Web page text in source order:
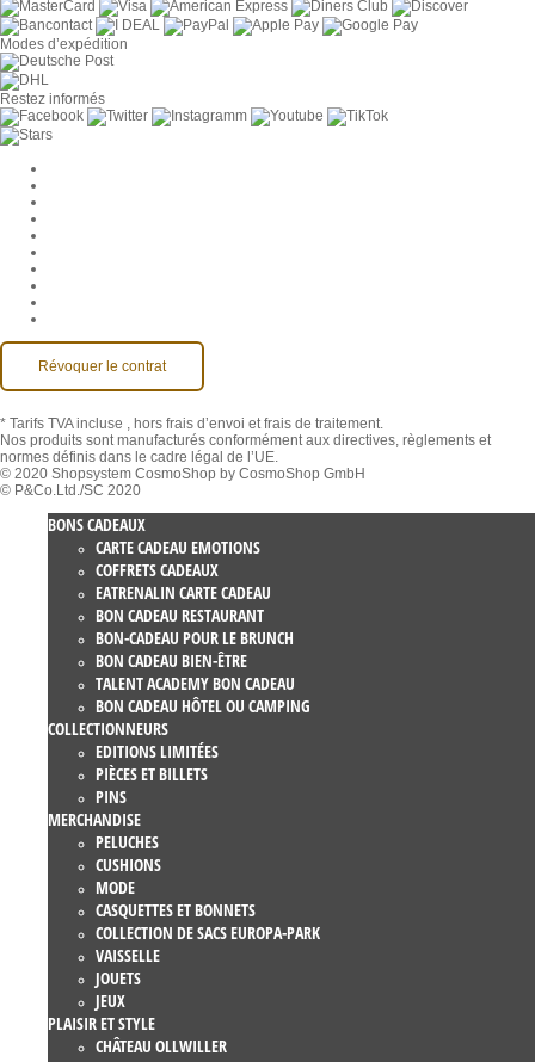
Modes d’expédition
Restez informés
Révoquer le contrat
* Tarifs TVA incluse , hors frais d’envoi et frais de traitement.
Nos produits sont manufacturés conformément aux directives, règlements et
normes définis dans le cadre légal de l’UE.
© 2020 Shopsystem CosmoShop by CosmoShop GmbH
© P&Co.Ltd./SC 2020
BONS CADEAUX
CARTE CADEAU EMOTIONS
COFFRETS CADEAUX
EATRENALIN CARTE CADEAU
BON CADEAU RESTAURANT
BON-CADEAU POUR LE BRUNCH
BON CADEAU BIEN-ÊTRE
TALENT ACADEMY BON CADEAU
BON CADEAU HÔTEL OU CAMPING
COLLECTIONNEURS
EDITIONS LIMITÉES
PIÈCES ET BILLETS
PINS
MERCHANDISE
PELUCHES
CUSHIONS
MODE
CASQUETTES ET BONNETS
COLLECTION DE SACS EUROPA-PARK
VAISSELLE
JOUETS
JEUX
PLAISIR ET STYLE
CHÂTEAU OLLWILLER